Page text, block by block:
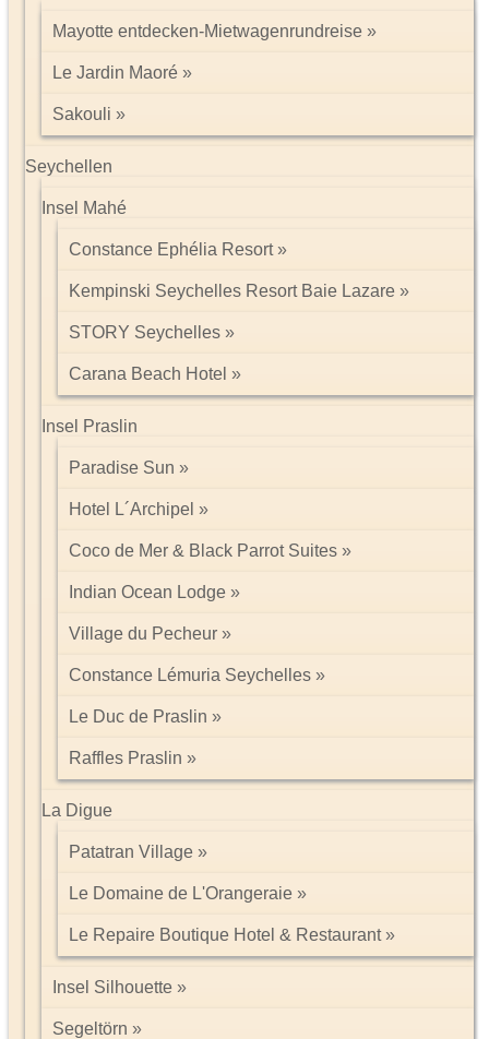
Mayotte entdecken-Mietwagenrundreise
Le Jardin Maoré
Sakouli
Seychellen
Insel Mahé
Constance Ephélia Resort
Kempinski Seychelles Resort Baie Lazare
STORY Seychelles
Carana Beach Hotel
Insel Praslin
Paradise Sun
Hotel L´Archipel
Coco de Mer & Black Parrot Suites
Indian Ocean Lodge
Village du Pecheur
Constance Lémuria Seychelles
Le Duc de Praslin
Raffles Praslin
La Digue
Patatran Village
Le Domaine de L'Orangeraie
Le Repaire Boutique Hotel & Restaurant
Insel Silhouette
Segeltörn